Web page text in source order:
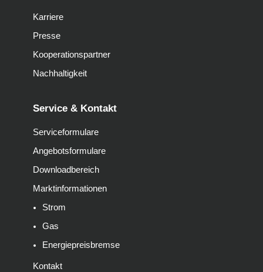
Karriere
Presse
Kooperationspartner
Nachhaltigkeit
Service & Kontakt
Serviceformulare
Angebotsformulare
Downloadbereich
Marktinformationen
Strom
Gas
Energiepreisbremse
Kontakt